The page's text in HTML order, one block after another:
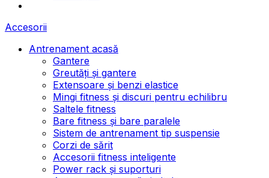
Accesorii
Antrenament acasă
Gantere
Greutăți și gantere
Extensoare și benzi elastice
Mingi fitness și discuri pentru echilibru
Saltele fitness
Bare fitness și bare paralele
Sistem de antrenament tip suspensie
Corzi de sărit
Accesorii fitness inteligente
Power rack și suporturi